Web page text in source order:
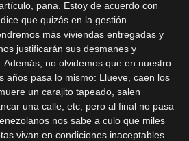
pana. Estoy de acuerdo con
que quizás en la gestión
más viviendas entregadas y
justificarán sus desmanes y
no olvidemos que en nuestro
años pasa lo mismo: Llueve, caen los
un carajito tapeado, salen
una calle, etc, pero al final no pasa
nos sabe a culo que miles
vivan en condiciones inaceptables